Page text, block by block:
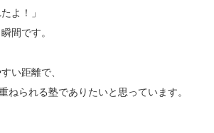
よ！」
間です。
い距離で、
ねられる塾でありたいと思っています。